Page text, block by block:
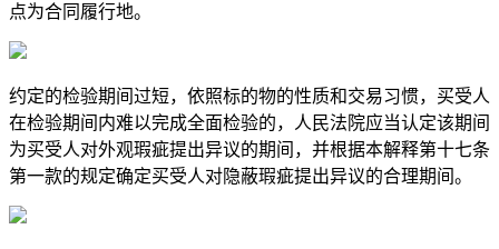
点为合同履行地。
约定的检验期间过短，依照标的物的性质和交易习惯，买受人
在检验期间内难以完成全面检验的，人民法院应当认定该期间
为买受人对外观瑕疵提出异议的期间，并根据本解释第十七条
第一款的规定确定买受人对隐蔽瑕疵提出异议的合理期间。